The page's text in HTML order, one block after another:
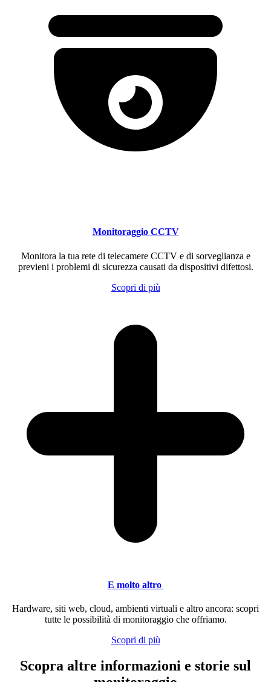
Monitoraggio CCTV
Monitora la tua rete di telecamere CCTV e di sorveglianza e
previeni i problemi di sicurezza causati da dispositivi difettosi.
Scopri di più
E molto altro
Hardware, siti web, cloud, ambienti virtuali e altro ancora: scopri
tutte le possibilità di monitoraggio che offriamo.
Scopri di più
Scopra altre informazioni e storie sul